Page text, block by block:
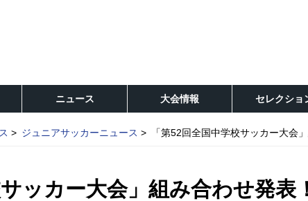
ニュース 大会情報 セレクショ
ジュニアサッカーニュース 「第52回全国中学校サッカー大会
ッカー大会」組み合わせ発表！